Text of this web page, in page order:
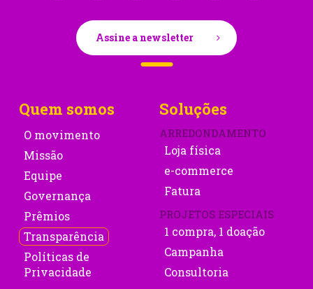
Assine a newsletter
Quem somos
O movimento
Missão
Equipe
Governança
Prêmios
Transparência
Políticas de
Privacidade
Soluções
ARREDONDAMENTO
Loja física
e-commerce
Fatura
PROJETOS ESPECIAIS
1 compra, 1 doação
Campanha
Consultoria